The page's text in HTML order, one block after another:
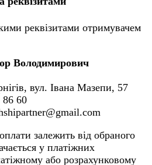
реквізитами отримувачем
Володимирович
вул. Івана Мазепи, 57
86 60
залежить від обраного
у платіжних
або розрахунковому